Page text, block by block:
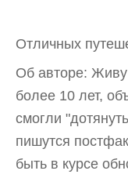
Отличных
Об авторе:
более 10 лет,
смогли
пишутся
быть в курсе